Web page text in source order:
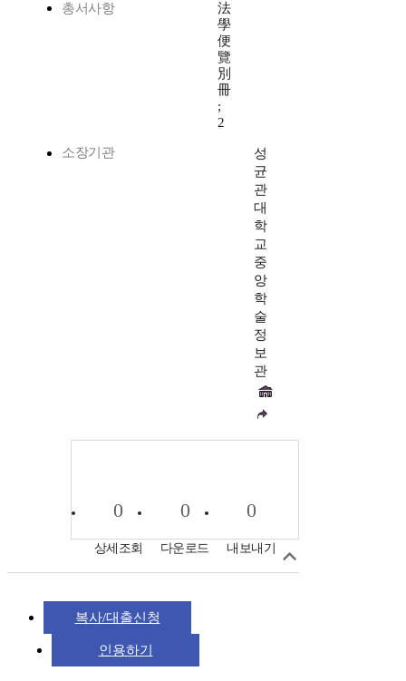
총서사항
法
學
便
覽
別
冊
;
2
소장기관
성
균
관
대
학
교
중
앙
학
술
정
보
관
0
상세조회
0
다운로드
0
내보내기
복사/대출신청
인용하기